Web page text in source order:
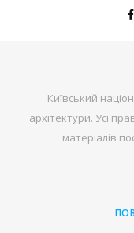
Київський
архітектури. Усі
матеріалів